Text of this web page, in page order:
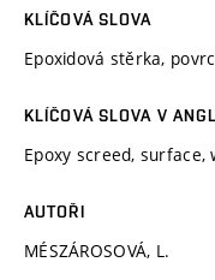
KLÍČOVÁ SLOVA
Epoxidová stěrka,
KLÍČOVÁ SLOVA V
Epoxy screed,
AUTOŘI
MÉSZÁROSOVÁ, L.